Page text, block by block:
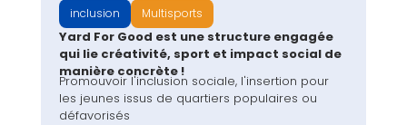
inclusion Multisports
Yard For Good est une structure engagée
qui lie créativité, sport et impact social de
manière concrète !
Promouvoir l'inclusion sociale, l'insertion pour
les jeunes issus de quartiers populaires ou
défavorisés